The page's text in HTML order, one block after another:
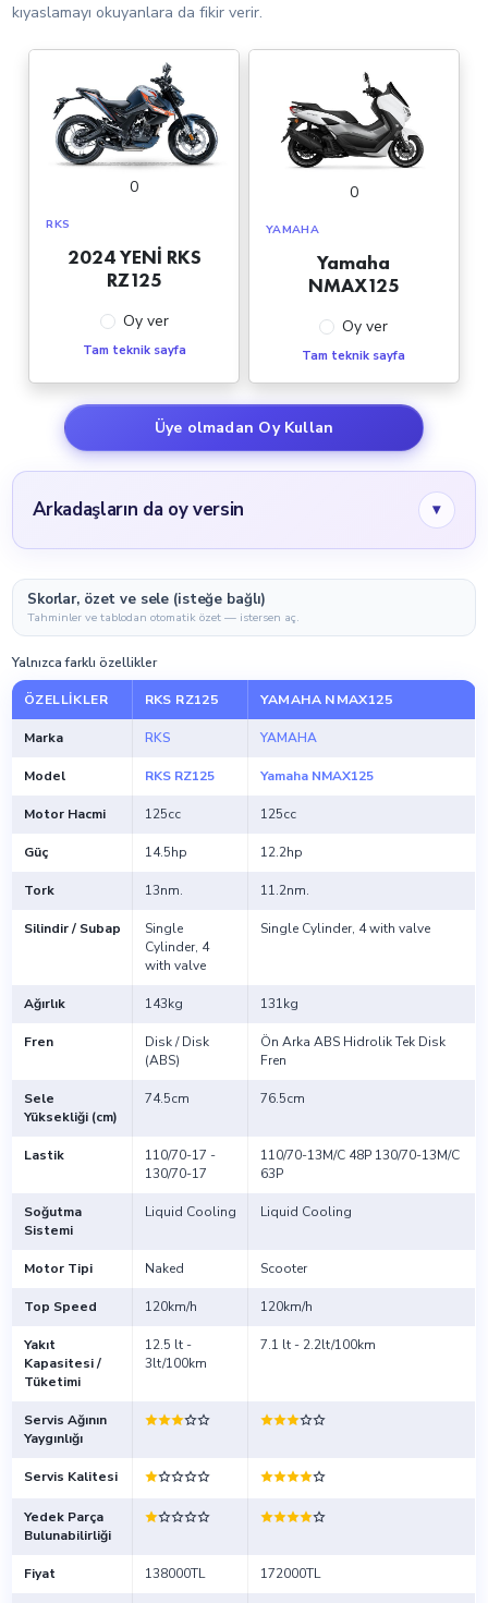
kıyaslamayı okuyanlara da fikir verir.
0
RKS
2024 YENİ RKS
RZ125
Oy ver
Tam teknik sayfa
0
YAMAHA
Yamaha
NMAX125
Oy ver
Tam teknik sayfa
Üye olmadan Oy Kullan
Arkadaşların da oy versin ▾
Skorlar, özet ve sele (isteğe bağlı)
Tahminler ve tablodan otomatik özet — istersen aç.
Yalnızca farklı özellikler
ÖZELLIKLER RKS RZ125 YAMAHA NMAX125
Marka RKS YAMAHA
Model RKS RZ125 Yamaha NMAX125
Motor Hacmi 125cc 125cc
Güç 14.5hp 12.2hp
Tork 13nm. 11.2nm.
Silindir / Subap
Single
Cylinder, 4
with valve
Single Cylinder, 4 with valve
Ağırlık 143kg 131kg
Fren
Disk / Disk
(ABS)
Ön Arka ABS Hidrolik Tek Disk
Fren
Sele
Yüksekliği (cm)
74.5cm 76.5cm
Lastik
110/70-17 -
130/70-17
110/70-13M/C 48P 130/70-13M/C
63P
Soğutma
Sistemi
Liquid Cooling Liquid Cooling
Motor Tipi Naked Scooter
Top Speed 120km/h 120km/h
Yakıt
Kapasitesi /
Tüketimi
12.5 lt -
3lt/100km
7.1 lt - 2.2lt/100km
Servis Ağının
Yaygınlığı
Servis Kalitesi
Yedek Parça
Bulunabilirliği
Fiyat 138000TL 172000TL